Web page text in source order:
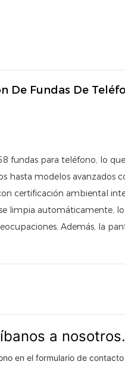
De Fundas De
fundas para teléfono, lo
hasta modelos
certificación ambiental
limpia automáticamente,
Además, la
a nosotros.
en el formulario de